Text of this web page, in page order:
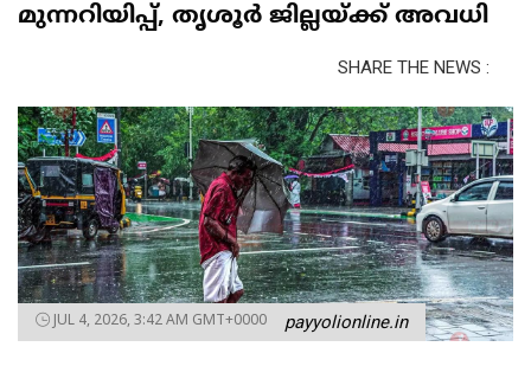
മുന്നറിയിപ്പ്, തൃശൂർ ജില്ലയ്ക്ക് അവധി
SHARE THE NEWS :
JUL 4, 2026, 3:42 AM GMT+0000 payyolionline.in